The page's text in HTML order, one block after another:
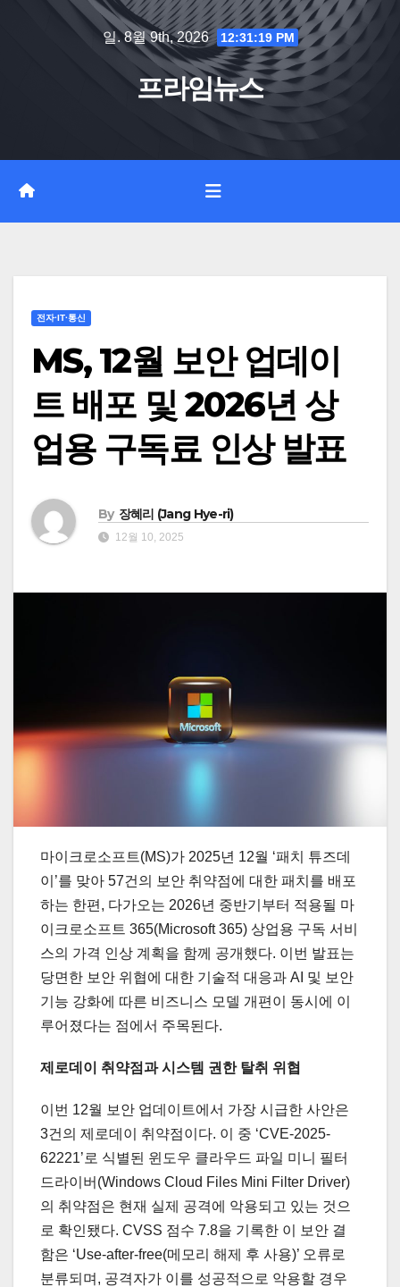
일. 8월 9th, 2026 12:31:20 PM
프라임뉴스
전자·IT·통신
MS, 12월 보안 업데이
트 배포 및 2026년 상
업용 구독료 인상 발표
By 장혜리 (Jang Hye-ri)
12월 10, 2025
마이크로소프트(MS)가 2025년 12월 ‘패치 튜즈데
이’를 맞아 57건의 보안 취약점에 대한 패치를 배포
하는 한편, 다가오는 2026년 중반기부터 적용될 마
이크로소프트 365(Microsoft 365) 상업용 구독 서비
스의 가격 인상 계획을 함께 공개했다. 이번 발표는
당면한 보안 위협에 대한 기술적 대응과 AI 및 보안
기능 강화에 따른 비즈니스 모델 개편이 동시에 이
루어졌다는 점에서 주목된다.
제로데이 취약점과 시스템 권한 탈취 위협
이번 12월 보안 업데이트에서 가장 시급한 사안은
3건의 제로데이 취약점이다. 이 중 ‘CVE-2025-
62221’로 식별된 윈도우 클라우드 파일 미니 필터
드라이버(Windows Cloud Files Mini Filter Driver)
의 취약점은 현재 실제 공격에 악용되고 있는 것으
로 확인됐다. CVSS 점수 7.8을 기록한 이 보안 결
함은 ‘Use-after-free(메모리 해제 후 사용)’ 오류로
분류되며, 공격자가 이를 성공적으로 악용할 경우